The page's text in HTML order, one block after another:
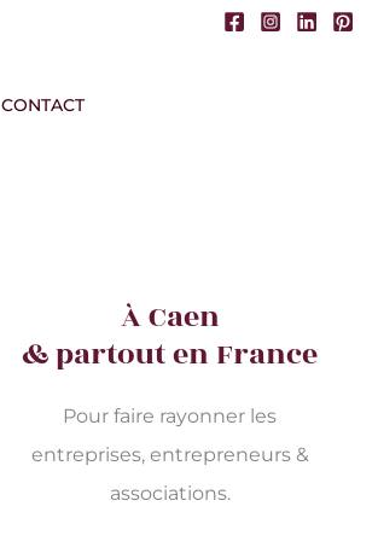
CONTACT
À Caen
& partout en France
Pour faire rayonner les
entreprises, entrepreneurs &
associations.